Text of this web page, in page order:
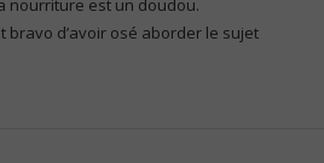
nourriture est un doudou.
bravo d’avoir osé aborder le sujet